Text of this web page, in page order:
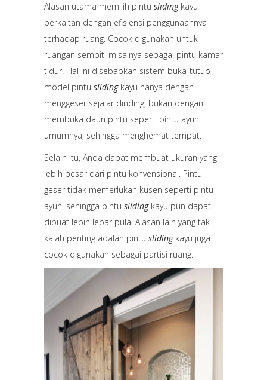
Alasan utama memilih pintu slidingkayu
berkaitan dengan efisiensi penggunaannya
terhadap ruang. Cocok digunakan untuk
ruangan sempit, misalnya sebagai pintu kamar
tidur. Hal ini disebabkan sistem buka-tutup
model pintu slidingkayu hanya dengan
menggeser sejajar dinding, bukan dengan
membuka daun pintu seperti pintu ayun
umumnya, sehingga menghemat tempat.
Selain itu, Anda dapat membuat ukuran yang
lebih besar dari pintu konvensional. Pintu
geser tidak memerlukan kusen seperti pintu
ayun, sehingga pintu sliding kayu pun dapat
dibuat lebih lebar pula. Alasan lain yang tak
kalah penting adalah pintu slidingkayu juga
cocok digunakan sebagai partisi ruang.